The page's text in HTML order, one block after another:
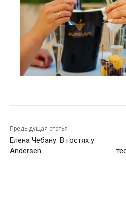
Предыдущая статья
Елена Чебану: В гостях у
Andersen